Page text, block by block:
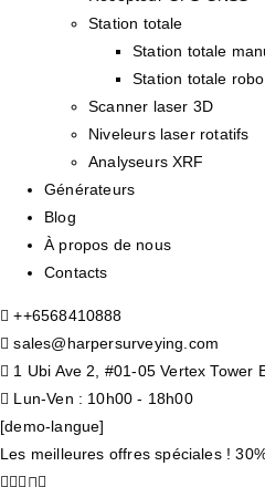
Station totale
Station totale
Station totale
Scanner laser 3D
Niveleurs laser rotatifs
Analyseurs XRF
Générateurs
Blog
À propos de nous
Contacts
++6568410888
sales@harpersurveying.com
1 Ubi Ave 2, #01-05 Vertex Tower
Lun-Ven : 10h00 - 18h00
[demo-langue]
Les meilleures offres spéciales !